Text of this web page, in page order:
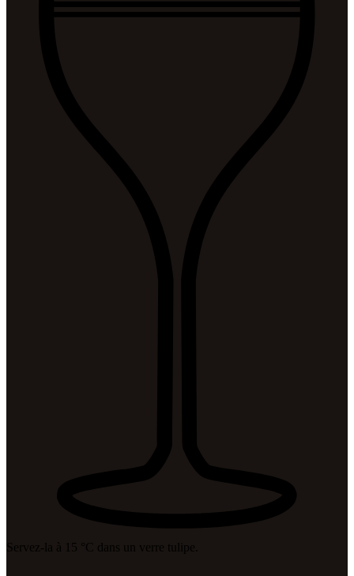
Servez-la à 15 °C dans un verre tulipe.